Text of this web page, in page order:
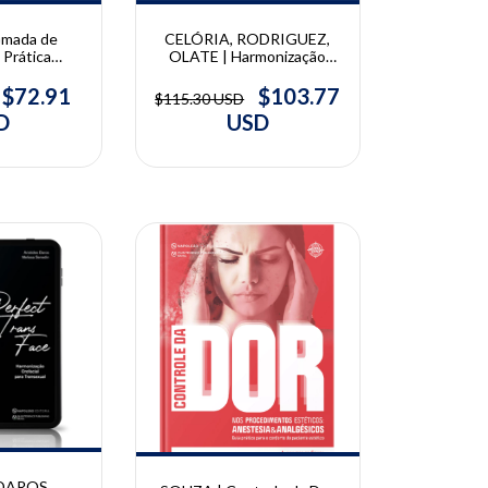
de
Prática
|
$72.91
CELÓRIA, RODRIGUEZ,
OLATE | Harmonização
Cirúrgica | Antonio Celória,
Eder A. Sigua-Rodriguez e
Sergio Olate
$115.30 USD
$103.77
USD